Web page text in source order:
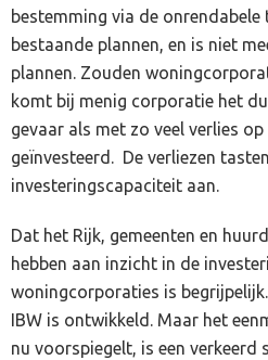
bestemming via de onrendabele
bestaande plannen, en is niet
plannen. Zouden
komt bij menig corporatie het
gevaar als met zo veel verlies
geïnvesteerd. De verliezen
investeringscapaciteit aan.
Dat het Rijk, gemeenten en
hebben aan inzicht in de
woningcorporaties is
IBW is ontwikkeld. Maar het
nu voorspiegelt, is een verkeerd